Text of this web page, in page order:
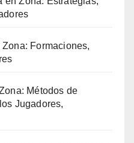
Formaciones,
Métodos de
Jugadores,